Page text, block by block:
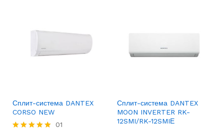
Сплит-система DANTEX
CORSO NEW
01
Сплит-система DANTEX
MOON INVERTER RK-
12SMI/RK-12SMIЕ